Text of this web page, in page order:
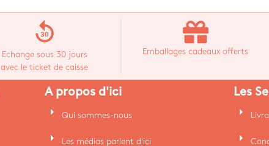
replay_30
Echange sous 30 jours
avec le ticket de caisse
Emballages cadeaux offerts
A propos d'ici
arrow_right Qui sommes-nous
arrow_right Les médias parlent d'ici
Les
arrow_right
arrow_right